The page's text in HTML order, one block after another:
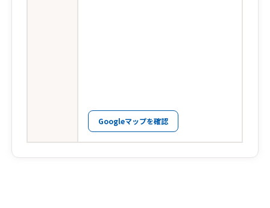
Googleマップを確認